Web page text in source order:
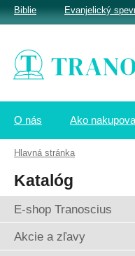
O nás Ako
Katalóg
E-shop Tranoscius
Akcie a zľavy
Biblie Evanjelický
Hlavná stránka